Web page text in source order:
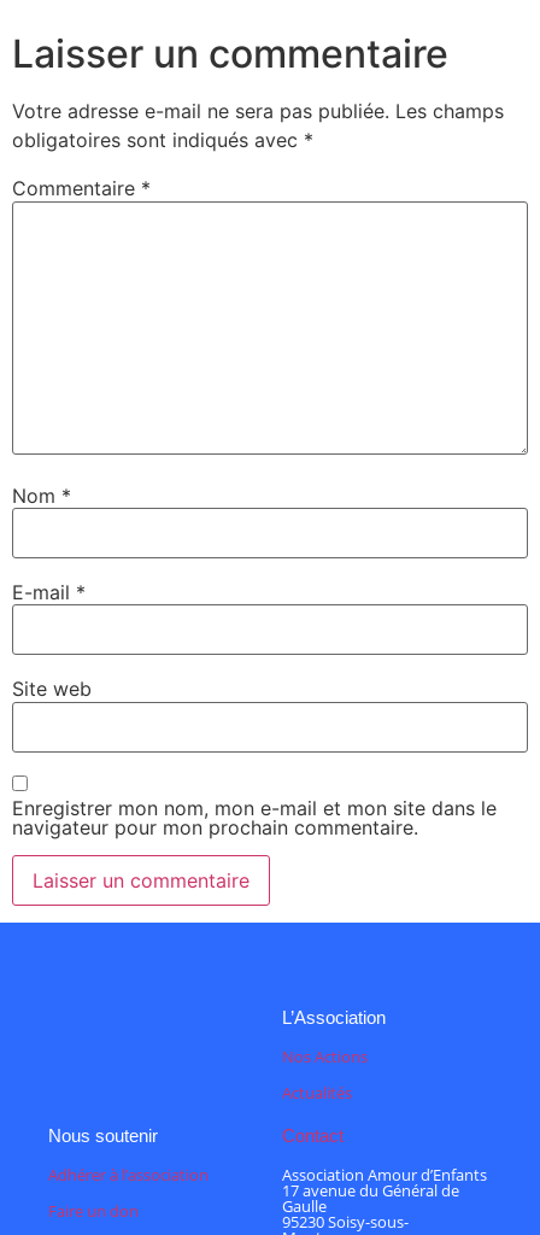
Laisser un commentaire
Votre adresse e-mail ne sera pas publiée. Les champs
obligatoires sont indiqués avec *
Commentaire *
Nom *
E-mail *
Site web
Enregistrer mon nom, mon e-mail et mon site dans le
navigateur pour mon prochain commentaire.
L’Association
Nos Actions
Actualités
Nous soutenir
Adhérer à l’association
Faire un don
Contact
Association Amour d’Enfants
17 avenue du Général de
Gaulle
95230 Soisy-sous-